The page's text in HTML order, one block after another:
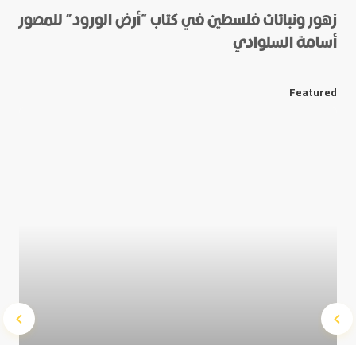
E-mail
*
زهور ونباتات فلسطين في كتاب “أرض الورود” للمصور
أسامة السلوادي
Featured